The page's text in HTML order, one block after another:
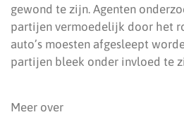
gewond te zijn. Agenten
partijen vermoedelijk door het
auto’s moesten afgesleept
partijen bleek onder invloed te
Meer over